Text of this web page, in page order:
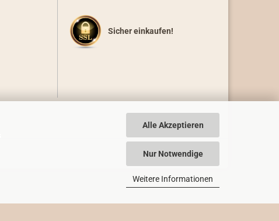
Alle Akzeptieren
Nur Notwendige
Weitere Informationen
Sicher einkaufen!